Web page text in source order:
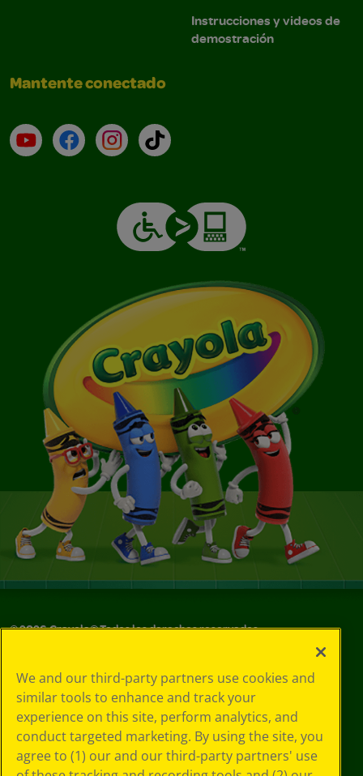
Instrucciones y videos de
demostración
Mantente conectado
YouTube (en inglés)
Facebook (en inglés)
Instagram (en inglés)
TikTok
©2026Crayola® Todos los derechos reservados.
de privacidad
Política de
privacidad
Términos de SMS
GDPR
Aviso de
We and our third-party partners use cookies and
similar tools to enhance and track your
experience on this site, perform analytics, and
conduct targeted marketing. By using the site, you
agree to (1) our and our third-party partners' use